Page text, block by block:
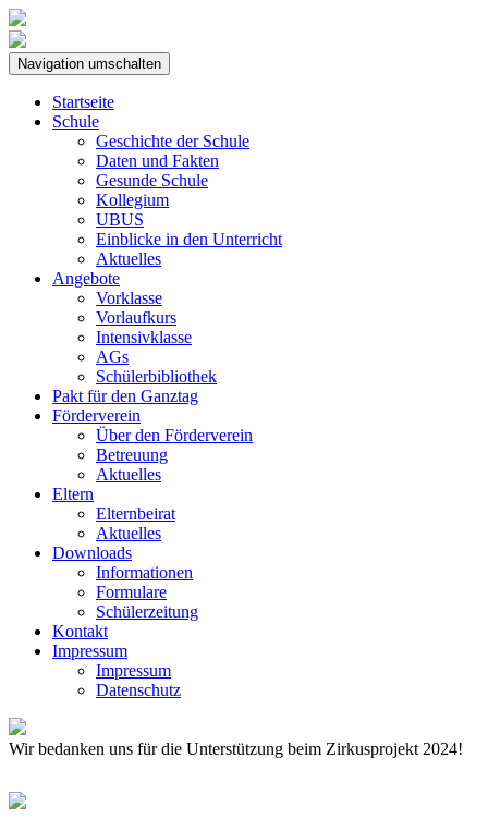
Navigation umschalten
Startseite
Schule
Geschichte der Schule
Daten und Fakten
Gesunde Schule
Kollegium
UBUS
Einblicke in den Unterricht
Aktuelles
Angebote
Vorklasse
Vorlaufkurs
Intensivklasse
AGs
Schülerbibliothek
Pakt für den Ganztag
Förderverein
Über den Förderverein
Betreuung
Aktuelles
Eltern
Elternbeirat
Aktuelles
Downloads
Informationen
Formulare
Schülerzeitung
Kontakt
Impressum
Impressum
Datenschutz
Wir bedanken uns für die Unterstützung beim Zirkusprojekt 2024!